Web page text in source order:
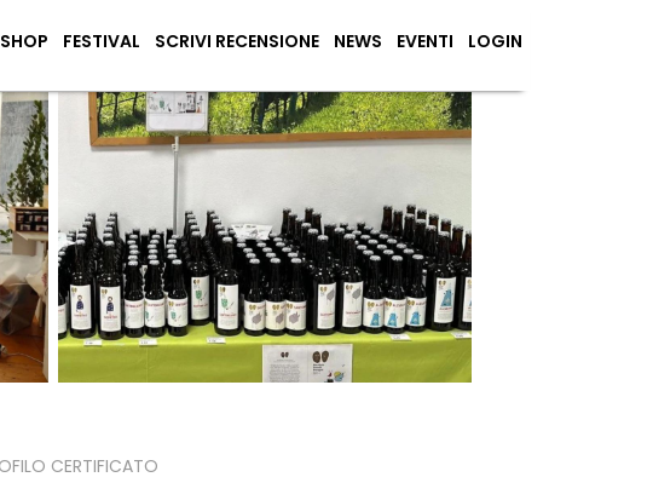
FESTIVAL SCRIVI RECENSIONE NEWS EVENTI LOGIN
CERTIFICATO